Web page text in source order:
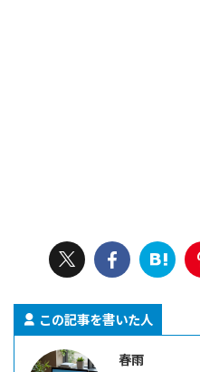
この記事を書いた人
春雨